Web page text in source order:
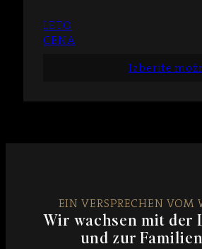
LETO
CENA
Izberite
EIN VERSPRECHEN VOM
Wir wachsen mit der
und zur